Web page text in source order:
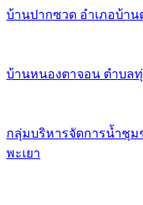
บ้านปากซวด อำเภอบ้า
บ้านหนองตาจอน ตำบล
กลุ่มบริหารจัดการน้ำชุม
พะเยา